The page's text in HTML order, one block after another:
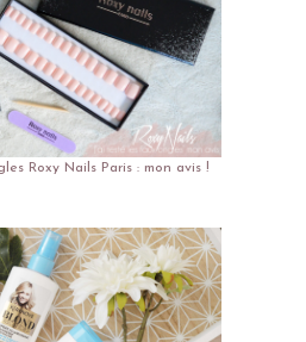
Roxy Nails Paris : mon avis !